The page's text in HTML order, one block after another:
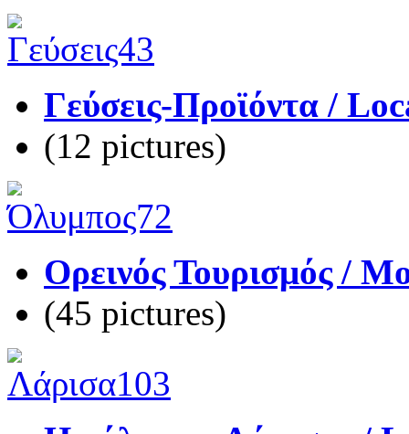
Γεύσεις-Προϊόντα /
(12 pictures)
Ορεινός Τουρισμός /
(45 pictures)